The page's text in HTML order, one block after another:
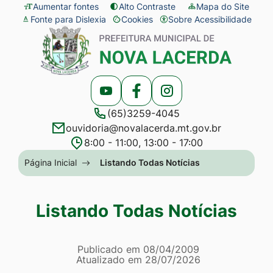
Seção
de
atalhos
acessibilidade
Ir
para
conteúdo
menu
[alt+2]
para
Aumentar fontes Alto Contraste
Mapa do Site
Fonte para Dislexia
Cookies
Abrir
preferências
de
cookies
Sobre Acessibilidade
Seção
menu
Acessar
a
Rede
Social
Acessar
a
Rede
Social
Acessar
a
Rede
Social
(65)3259-4045
ouvidoria@novalacerda.mt.gov.br
8:00 - 11:00, 13:00 - 17:00
Seção
do
principal
Página Inicial Listando Todas Notícias
Listando Todas Notícias
Página Listando Todas
Informações
Publicado em 08/04/2009
Atualizado em 28/07/2026